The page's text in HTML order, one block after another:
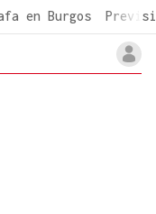
en Burgos